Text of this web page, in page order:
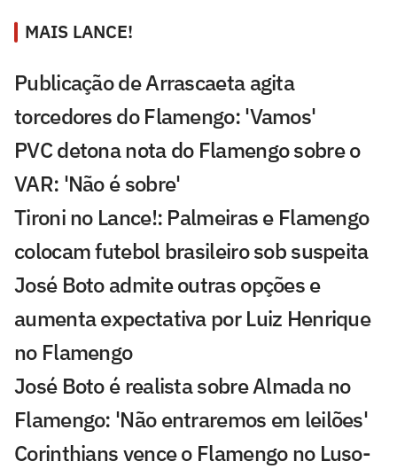
MAIS LANCE!
Publicação de Arrascaeta agita
torcedores do Flamengo: 'Vamos'
PVC detona nota do Flamengo sobre o
VAR: 'Não é sobre'
Tironi no Lance!: Palmeiras e Flamengo
colocam futebol brasileiro sob suspeita
José Boto admite outras opções e
aumenta expectativa por Luiz Henrique
no Flamengo
José Boto é realista sobre Almada no
Flamengo: 'Não entraremos em leilões'
Corinthians vence o Flamengo no Luso-